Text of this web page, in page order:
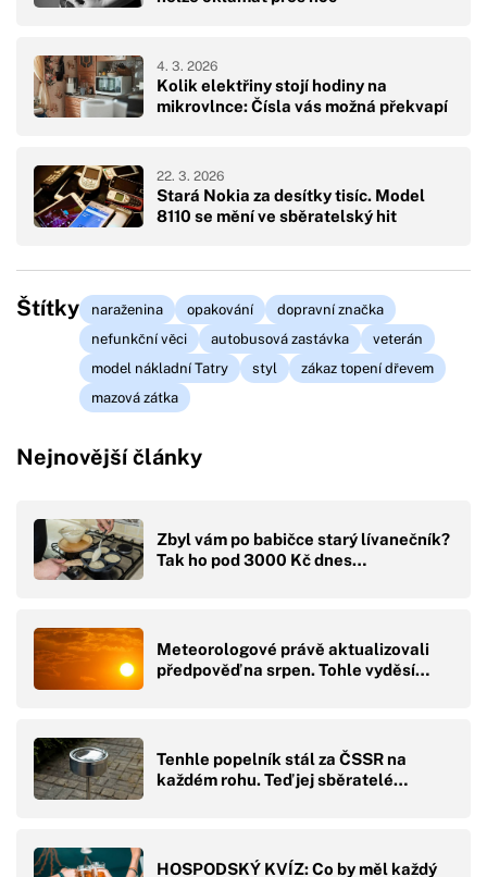
Kolik elektřiny stojí hodiny na
mikrovlnce: Čísla vás možná překvapí
4. 3. 2026
Stará Nokia za desítky tisíc. Model
8110 se mění ve sběratelský hit
22. 3. 2026
Štítky naraženina opakování
dopravní značka
nefunkční věci
autobusová zastávka
veterán
model nákladní Tatry
styl
zákaz topení dřevem
mazová zátka
Nejnovější články
Zbyl vám po babičce starý lívanečník?
Tak ho pod 3000 Kč dnes…
Meteorologové právě aktualizovali
předpověď na srpen. Tohle vyděsí…
Tenhle popelník stál za ČSSR na
každém rohu. Teď jej sběratelé…
HOSPODSKÝ KVÍZ: Co by měl každý